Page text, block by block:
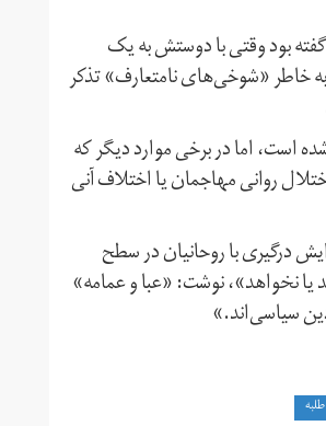
که گفته بود وقتی با دوستش به یک
خاطر «شوخی‌های نامتعارف» تذکر
است، اما در برخی موارد دیگر که
روانی مهاجمان یا اختلاف آنی
درگیری با روحانیان در سطح
یا نخواهد»، نوشت: «عبا و عمامه»
سیاسی‌اند.»
طلبه